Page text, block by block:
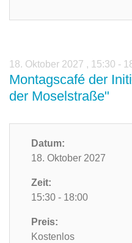
18. Oktober 2027 , 15:30 -
Montagscafé der
der Moselstraße"
Datum:
18. Oktober 2027
Zeit:
15:30 - 18:00
Preis:
Kostenlos